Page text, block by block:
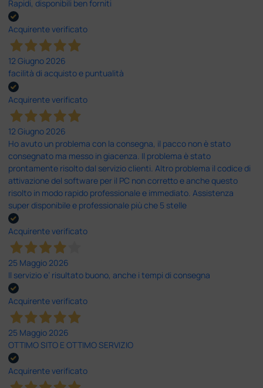
Rapidi, disponibili ben forniti
Acquirente verificato
12 Giugno 2026
facilità di acquisto e puntualità
Acquirente verificato
12 Giugno 2026
Ho avuto un problema con la consegna, il pacco non è stato
consegnato ma messo in giacenza. Il problema è stato
prontamente risolto dal servizio clienti. Altro problema il codice di
attivazione del software per il PC non corretto e anche questo
risolto in modo rapido professionale e immediato. Assistenza
super disponibile e professionale più che 5 stelle
Acquirente verificato
25 Maggio 2026
Il servizio e’ risultato buono, anche i tempi di consegna
Acquirente verificato
25 Maggio 2026
OTTIMO SITO E OTTIMO SERVIZIO
Acquirente verificato